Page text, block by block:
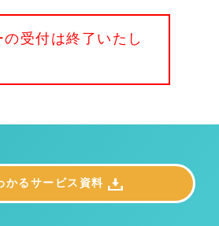
受付は終了いたし
かるサービス資料